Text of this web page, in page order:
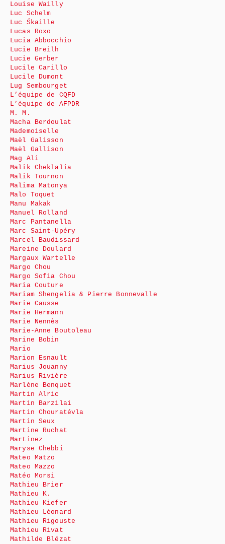
Louise Wailly
Luc Schelm
Luc Śkaille
Lucas Roxo
Lucia Abbocchio
Lucie Breilh
Lucie Gerber
Lucile Carillo
Lucile Dumont
Lug Sembourget
L’équipe de CQFD
L’équipe de AFPDR
M. M.
Macha Berdoulat
Mademoiselle
Maël Galisson
Maël Gallison
Mag Ali
Malik Cheklalia
Malik Tournon
Malima Matonya
Malo Toquet
Manu Makak
Manuel Rolland
Marc Pantanella
Marc Saint-Upéry
Marcel Baudissard
Mareine Doulard
Margaux Wartelle
Margo Chou
Margo Sofia Chou
Maria Couture
Mariam Shengelia & Pierre Bonnevalle
Marie Causse
Marie Hermann
Marie Nennès
Marie-Anne Boutoleau
Marine Bobin
Mario
Marion Esnault
Marius Jouanny
Marius Rivière
Marlène Benquet
Martin Alric
Martin Barzilai
Martin Chouratévla
Martin Seux
Martine Ruchat
Martinez
Maryse Chebbi
Mateo Matzo
Mateo Mazzo
Matéo Morsi
Mathieu Brier
Mathieu K.
Mathieu Kiefer
Mathieu Léonard
Mathieu Rigouste
Mathieu Rivat
Mathilde Blézat